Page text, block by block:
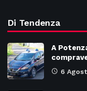
Di Tendenza
A
6